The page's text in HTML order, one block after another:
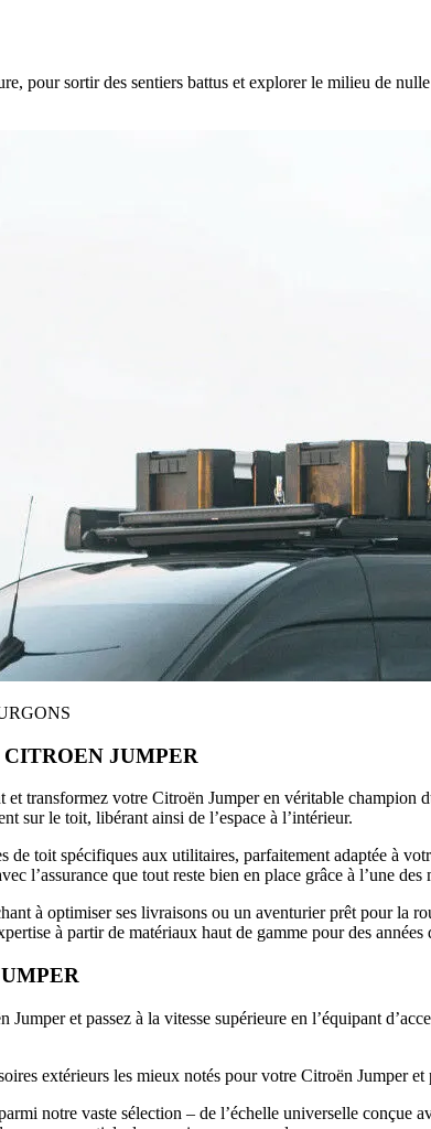
pour sortir des sentiers battus et explorer le milieu de
JUMPER
et transformez votre Citroën Jumper en véritable
sur le toit, libérant ainsi de l’espace à l’intérieur.
de toit spécifiques aux utilitaires, parfaitement adaptée à
l’assurance que tout reste bien en place grâce à l’une
à optimiser ses livraisons ou un aventurier prêt pour la
à partir de matériaux haut de gamme pour des années
et passez à la vitesse supérieure en l’équipant
extérieurs les mieux notés pour votre Citroën Jumper
notre vaste sélection – de l’échelle universelle